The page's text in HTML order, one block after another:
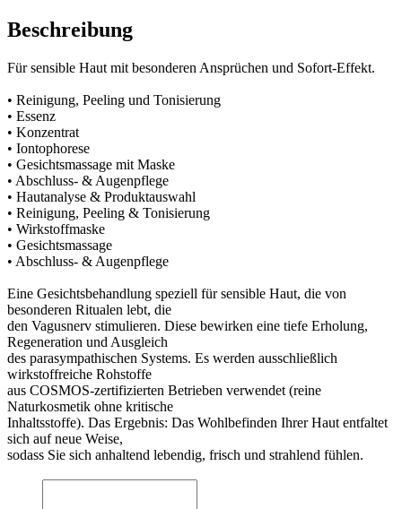
Beschreibung
Für sensible Haut mit besonderen Ansprüchen und Sofort-Effekt.
• Reinigung, Peeling und Tonisierung
• Essenz
• Konzentrat
• Iontophorese
• Gesichtsmassage mit Maske
• Abschluss- & Augenpflege
• Hautanalyse & Produktauswahl
• Reinigung, Peeling & Tonisierung
• Wirkstoffmaske
• Gesichtsmassage
• Abschluss- & Augenpflege
Eine Gesichtsbehandlung speziell für sensible Haut, die von
besonderen Ritualen lebt, die
den Vagusnerv stimulieren. Diese bewirken eine tiefe Erholung,
Regeneration und Ausgleich
des parasympathischen Systems. Es werden ausschließlich
wirkstoffreiche Rohstoffe
aus COSMOS-zertifizierten Betrieben verwendet (reine
Naturkosmetik ohne kritische
Inhaltsstoffe). Das Ergebnis: Das Wohlbefinden Ihrer Haut entfaltet
sich auf neue Weise,
sodass Sie sich anhaltend lebendig, frisch und strahlend fühlen.